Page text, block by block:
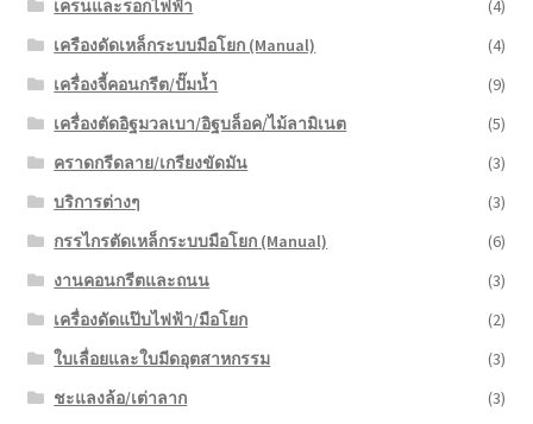
เครนและรอกไฟฟ้า
(4)
เครืองดัดเหล็กระบบมือโยก (Manual)
(4)
เครื่องจี้คอนกรีต/ปั๊มน้ำ
(9)
เครื่องตัดอิฐมวลเบา/อิฐบล็อค/ไม้ลามิเนต
(5)
คราดกรีดลาย/เกรียงขัดมัน
(3)
บริการต่างๆ
(3)
กรรไกรตัดเหล็กระบบมือโยก (Manual)
(6)
งานคอนกรีตและถนน
(3)
เครื่องดัดแป๊บไฟฟ้า/มือโยก
(2)
ใบเลื่อยและใบมีดอุตสาหกรรม
(3)
ชะแลงล้อ/เต่าลาก
(3)